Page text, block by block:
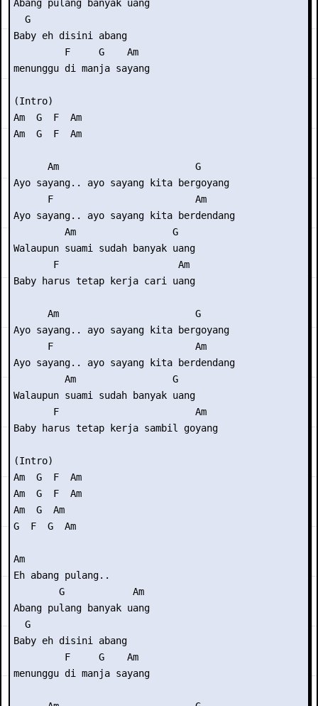
Abang pulang banyak uang
  G
Baby eh disini abang
         F     G    Am
menunggu di manja sayang
(Intro)
Am  G  F  Am
Am  G  F  Am
      Am                        G
Ayo sayang.. ayo sayang kita bergoyang
      F                         Am
Ayo sayang.. ayo sayang kita berdendang
         Am                 G
Walaupun suami sudah banyak uang
       F                     Am
Baby harus tetap kerja cari uang
      Am                        G
Ayo sayang.. ayo sayang kita bergoyang
      F                         Am
Ayo sayang.. ayo sayang kita berdendang
         Am                 G
Walaupun suami sudah banyak uang
       F                        Am
Baby harus tetap kerja sambil goyang
(Intro)
Am  G  F  Am
Am  G  F  Am
Am  G  Am
G  F  G  Am
Am
Eh abang pulang..
        G            Am
Abang pulang banyak uang
  G
Baby eh disini abang
         F     G    Am
menunggu di manja sayang